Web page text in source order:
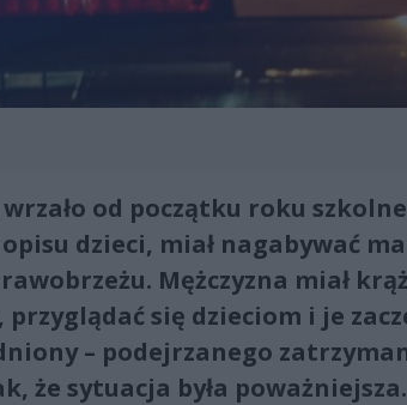
od początku roku
dzieci, miał nagabywać
Mężczyzna miał
się dzieciom i je
– podejrzanego
że sytuacja była poważniejsza.